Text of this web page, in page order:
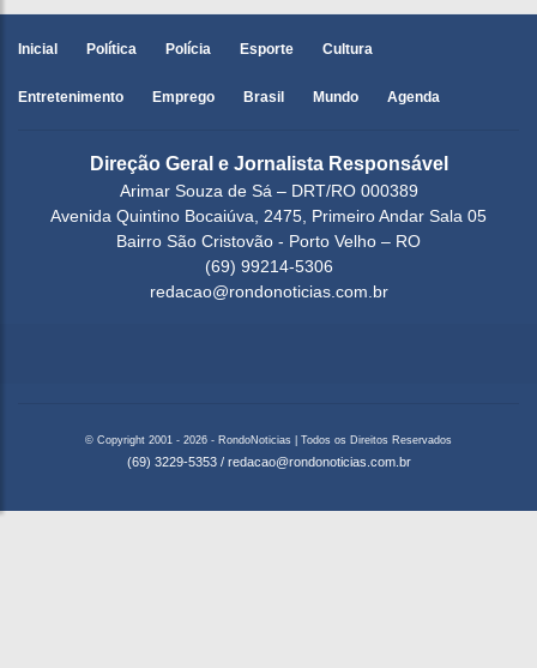
Inicial Política Polícia Esporte Cultura
Entretenimento Emprego Brasil Mundo Agenda
Direção Geral e Jornalista Responsável
Arimar Souza de Sá – DRT/RO 000389
Avenida Quintino Bocaiúva, 2475, Primeiro Andar Sala 05
Bairro São Cristovão - Porto Velho – RO
(69) 99214-5306
redacao@rondonoticias.com.br
© Copyright 2001 - 2026 - RondoNoticias | Todos os Direitos Reservados
(69) 3229-5353 / redacao@rondonoticias.com.br